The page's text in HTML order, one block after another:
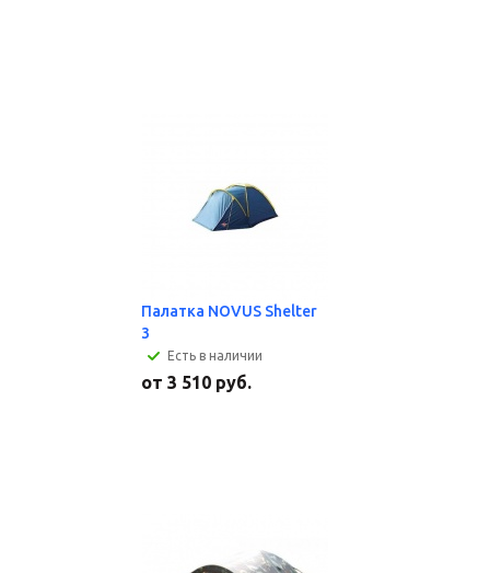
Палатка NOVUS Shelter
3
Есть в наличии
от 3 510 руб.